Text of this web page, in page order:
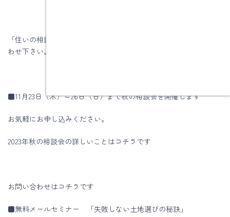
「住いの相談」はいつでも行っていますので、お気軽にお問い合
わせ下さい。
■11月23日（木）～26日（日）まで秋の相談会を開催します
お気軽にお申し込みください。
2023年秋の相談会の詳しいことはコチラです
お問い合わせはコチラです
■無料メールセミナー 「失敗しない土地選びの秘訣」